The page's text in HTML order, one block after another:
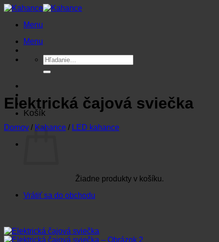
Preskočiť
obsahMenu
Menu
Hľadať:
Košík
Žiadne produkty v košíku.
Vrátiť sa do obchodu
Elektrická čajová sviečka
Domov / Kahance / LED kahance